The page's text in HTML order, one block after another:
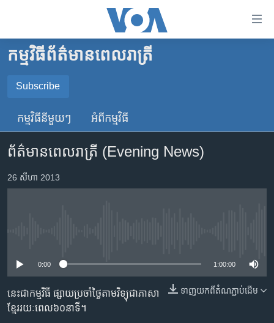
គេហទំព័រ​
ទាក់ទង
រំលង​
ទំព័រ​
ព័ត៌មាន​​
តែ​
ម្តង
រចនា
សម្ព័ន្ធ​
រំលង​
កម្ពុជា
អន្តរជាតិ
ចិន
ហេឡូវីអូអេ
កម្ពុជាច្នៃប្រតិដ្ឋ
កម្មវិធីទាំងអស់
Khmer English
កម្មវិធី​ព័ត៌មាន​ពេលរាត្រី
Subscribe
SUBSCRIBE
YouTube Music
កម្មវិធី​នីមួយៗ អំពី​កម្មវិធី​
ព័ត៌មានពេលរាត្រី (Evening News)
26 សីហា 2013
0:00 1:00:00
ទាញ​យក​ពី​តំណភ្ជាប់​ដើម
នេះជាកម្មវិធី ផ្សាយប្រចាំថ្ងៃតាមវិទ្យុជាភាសា
ខ្មែររយៈពេល៦០នាទី។